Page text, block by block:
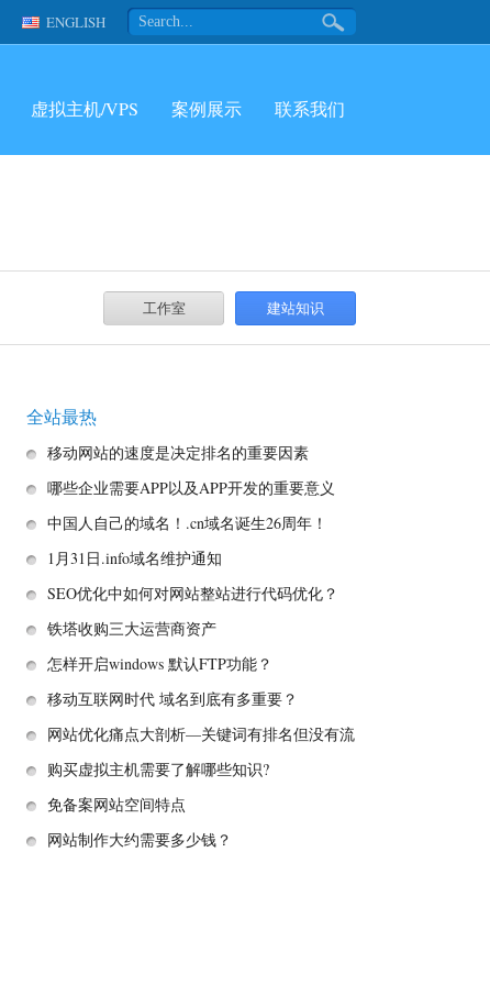
ENGLISH
虚拟主机/VPS 案例展示 联系我们
工作室 建站知识
全站最热
移动网站的速度是决定排名的重要因素
哪些企业需要APP以及APP开发的重要意义
中国人自己的域名！.cn域名诞生26周年！
1月31日.info域名维护通知
SEO优化中如何对网站整站进行代码优化？
铁塔收购三大运营商资产
怎样开启windows 默认FTP功能？
移动互联网时代 域名到底有多重要？
网站优化痛点大剖析—关键词有排名但没有流
量 购买虚拟主机需要了解哪些知识?
免备案网站空间特点
网站制作大约需要多少钱？